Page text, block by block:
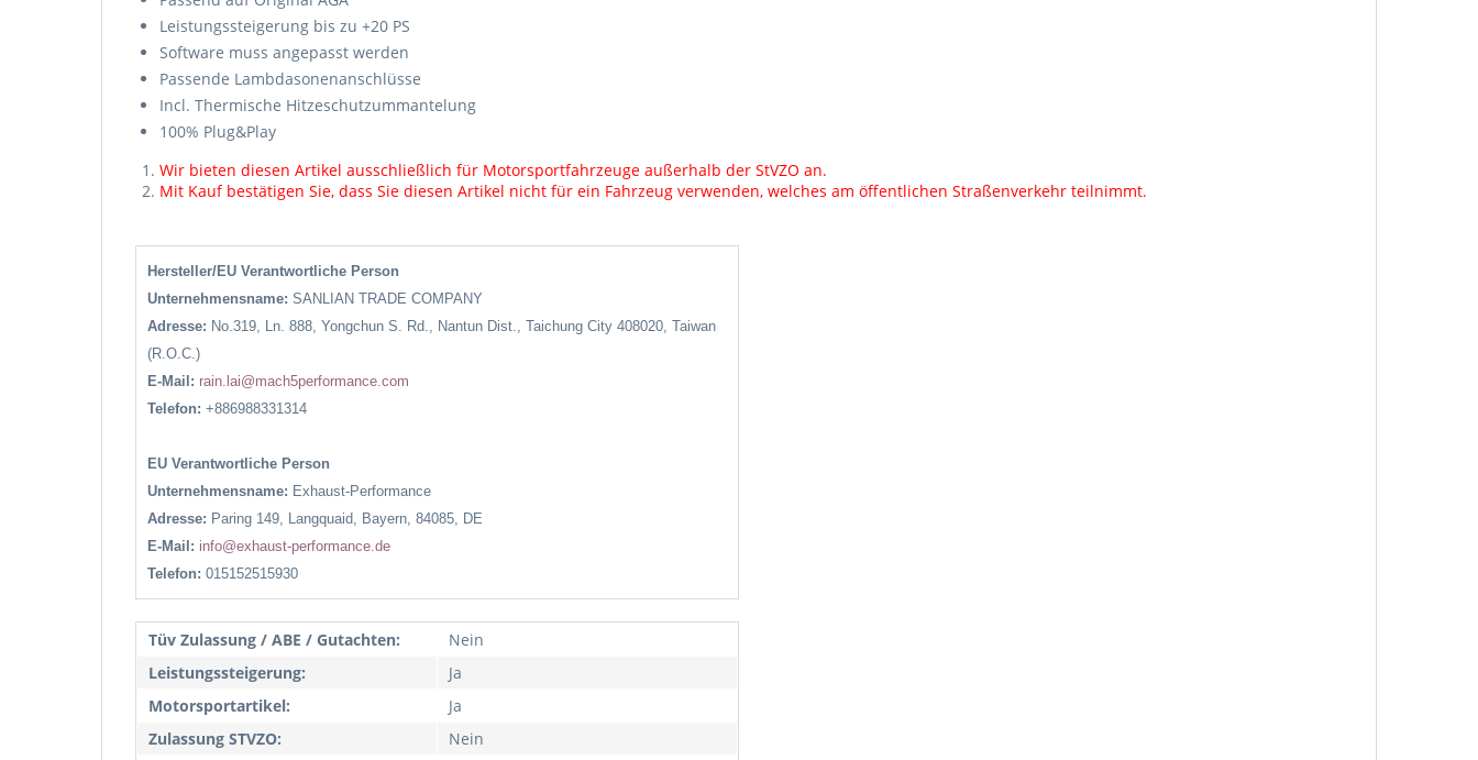
Leistungssteigerung bis zu +20 PS
Software muss angepasst werden
Passende Lambdasonenanschlüsse
Incl. Thermische Hitzeschutzummantelung
100% Plug&Play
Wir bieten diesen Artikel ausschließlich für Motorsportfahrzeuge außerhalb der StVZO an.
Mit Kauf bestätigen Sie, dass Sie diesen Artikel nicht für ein Fahrzeug verwenden, welches am öffentlichen Straßenverkehr teilnimmt.
Hersteller/EU Verantwortliche Person
Unternehmensname: SANLIAN TRADE COMPANY
Adresse: No.319, Ln. 888, Yongchun S. Rd., Nantun Dist., Taichung City 408020, Taiwan
(R.O.C.)
E-Mail: rain.lai@mach5performance.com
Telefon: +886988331314
EU Verantwortliche Person
Unternehmensname: Exhaust-Performance
Adresse: Paring 149, Langquaid, Bayern, 84085, DE
E-Mail: info@exhaust-performance.de
Telefon: 015152515930
Tüv Zulassung / ABE / Gutachten:
Nein
Leistungssteigerung:
Ja
Motorsportartikel:
Ja
Zulassung STVZO:
Nein